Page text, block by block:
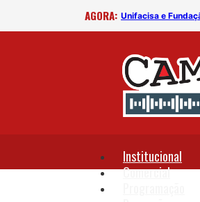
AGORA:
Unifacisa e Fundação Pedro Américo abrem inscrições para mutirão de atendimento odontológico
Institucional
Comercial